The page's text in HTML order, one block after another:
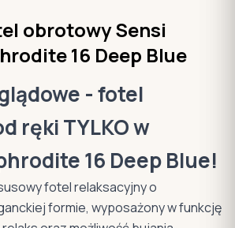
obrotowy Sensi
16 Deep Blue
- fotel
ręki TYLKO w
16 Deep Blue!
fotel relaksacyjny o
formie, wyposażony w funkcję